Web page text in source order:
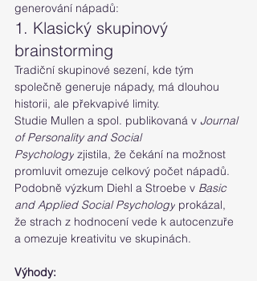
generování nápadů:
1. Klasický skupinový
brainstorming
Tradiční skupinové sezení, kde tým
společně generuje nápady, má dlouhou
historii, ale překvapivé limity.
Studie Mullen a spol. publikovaná v Journal
of Personality and Social
Psychology zjistila, že čekání na možnost
promluvit omezuje celkový počet nápadů.
Podobně výzkum Diehl a Stroebe v Basic
and Applied Social Psychology prokázal,
že strach z hodnocení vede k autocenzuře
a omezuje kreativitu ve skupinách.
Výhody: